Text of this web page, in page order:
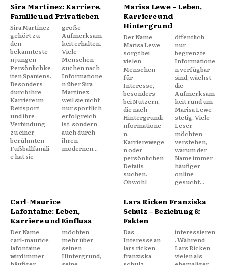
Sira Martínez: Karriere,
Familie und Privatleben
Sira Martínez
gehört zu
den
bekannteste
n jungen
Persönlichke
iten Spaniens.
Besonders
durch ihre
Karriere im
Reitsport
und ihre
Verbindung
zu einer
berühmten
Fußballfamili
e hat sie
große
Aufmerksam
keit erhalten.
Viele
Menschen
suchen nach
Informatione
n über Sira
Martínez,
weil sie nicht
nur sportlich
erfolgreich
ist, sondern
auch durch
ihren
modernen...
Marisa Lewe – Leben,
Karriere und
Hintergrund
Der Name
Marisa Lewe
sorgt bei
vielen
Menschen
für
Interesse,
besonders
bei Nutzern,
die nach
Hintergrundi
nformatione
n,
Karrierewege
n oder
persönlichen
Details
suchen.
Obwohl
öffentlich
nur
begrenzte
Informatione
n verfügbar
sind, wächst
die
Aufmerksam
keit rund um
Marisa Lewe
stetig. Viele
Leser
möchten
verstehen,
warum der
Name immer
häufiger
online
gesucht...
Carl-Maurice
Lafontaine: Leben,
Karriere und Einfluss
Der Name
carl-maurice
lafontaine
wird immer
möchten
mehr über
seinen
Hintergrund,
Lars Ricken Franziska
Schulz – Beziehung &
Fakten
Das
Interesse an
lars ricken
franziska
interessieren
. Während
Lars Ricken
vielen als